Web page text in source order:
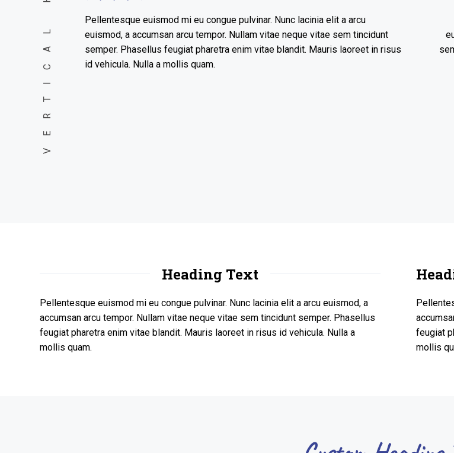
Pellentesque euismod mi eu congue pulvinar. Nunc lacinia elit a arcu
euismod, a accumsan arcu tempor. Nullam vitae neque vitae sem tincidunt
semper. Phasellus feugiat pharetra enim vitae blandit. Mauris laoreet in risus
id vehicula. Nulla a mollis quam.
Heading Text
Pellentesque euismod mi eu congue pulvinar. Nunc lacinia elit a arcu euismod, a
accumsan arcu tempor. Nullam vitae neque vitae sem tincidunt semper. Phasellus
feugiat pharetra enim vitae blandit. Mauris laoreet in risus id vehicula. Nulla a
mollis quam.
feugiat
mollis